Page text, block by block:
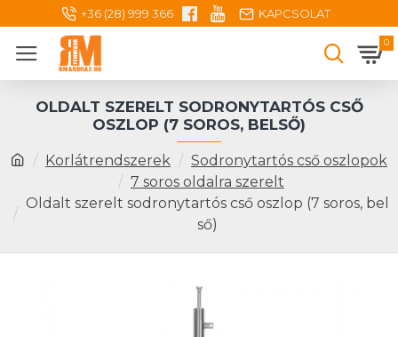
+36 (28) 999 366 KAPCSOLAT
0
Korlátrendszerek
Sodronytartós cső oszlopok
7 soros oldalra szerelt
Oldalt szerelt sodronytartós cső oszlop (7 soros, bel
ső)
OLDALT SZERELT SODRONYTARTÓS CSŐ
OSZLOP (7 SOROS, BELSŐ)